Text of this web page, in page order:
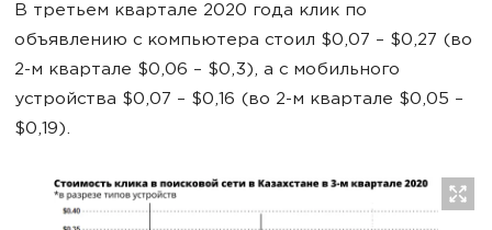
В третьем квартале 2020 года клик по
объявлению с компьютера стоил $0,07 – $0,27 (во
2-м квартале $0,06 – $0,3), а с мобильного
устройства $0,07 – $0,16 (во 2-м квартале $0,05 –
$0,19).